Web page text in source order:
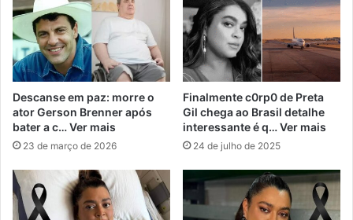
Descanse em paz: morre o
ator Gerson Brenner após
bater a c… Ver mais
23 de março de 2026
Finalmente c0rp0 de Preta
Gil chega ao Brasil detalhe
interessante é q… Ver mais
24 de julho de 2025